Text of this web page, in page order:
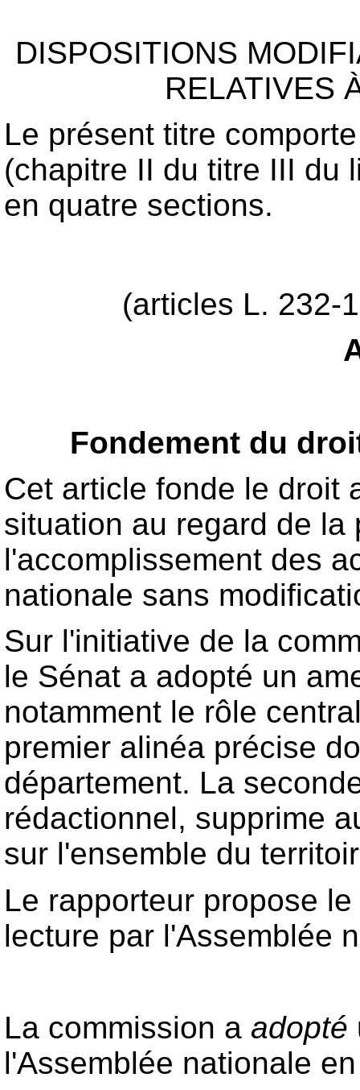
DISPOSITIONS
RELATIVES
Le présent titre
(chapitre II du titre III du
en quatre sections.
(articles L. 232-
Fondement du
Cet article fonde le droit
situation au regard de
l'accomplissement des
nationale sans
Sur l'initiative de la
le Sénat a adopté un
notamment le rôle
premier alinéa précise
département. La
rédactionnel, supprime
sur l'ensemble du
Le rapporteur propose
lecture par l'Assemblée
La commission a adopté
l'Assemblée nationale